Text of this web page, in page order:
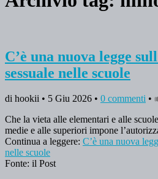
C’è una nuova legge
sessuale nelle scuole
di hookii • 5 Giu 2026 • 0 commenti •
Che la vieta alle elementari e alle
medie e alle superiori impone
Continua a leggere: C’è una nuova
nelle scuole
Fonte: il Post